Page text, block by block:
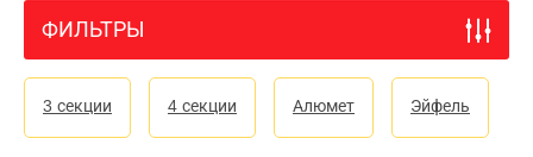
ФИЛЬТРЫ
3 секции 4 секции Алюмет Эйфель